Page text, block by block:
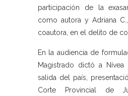
participación de la
como autora y Adriana
coautora, en el delito de
En la audiencia de
Magistrado dictó a
salida del país,
Corte Provincial de